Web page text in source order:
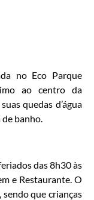
no Eco Parque
ao centro da
quedas d’água
banho.
das 8h30 às
e Restaurante. O
que crianças